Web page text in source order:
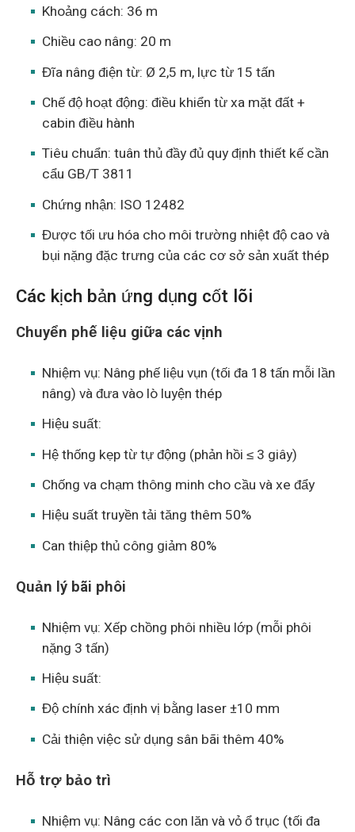
Khoảng cách: 36 m
Chiều cao nâng: 20 m
Đĩa nâng điện từ: Ø 2,5 m, lực từ 15 tấn
Chế độ hoạt động: điều khiển từ xa mặt đất +
cabin điều hành
Tiêu chuẩn: tuân thủ đầy đủ quy định thiết kế cần
cẩu GB/T 3811
Chứng nhận: ISO 12482
Được tối ưu hóa cho môi trường nhiệt độ cao và
bụi nặng đặc trưng của các cơ sở sản xuất thép
Các kịch bản ứng dụng cốt lõi
Chuyển phế liệu giữa các vịnh
Nhiệm vụ: Nâng phế liệu vụn (tối đa 18 tấn mỗi lần
nâng) và đưa vào lò luyện thép
Hiệu suất:
Hệ thống kẹp từ tự động (phản hồi ≤ 3 giây)
Chống va chạm thông minh cho cầu và xe đẩy
Hiệu suất truyền tải tăng thêm 50%
Can thiệp thủ công giảm 80%
Quản lý bãi phôi
Nhiệm vụ: Xếp chồng phôi nhiều lớp (mỗi phôi
nặng 3 tấn)
Hiệu suất:
Độ chính xác định vị bằng laser ±10 mm
Cải thiện việc sử dụng sân bãi thêm 40%
Hỗ trợ bảo trì
Nhiệm vụ: Nâng các con lăn và vỏ ổ trục (tối đa